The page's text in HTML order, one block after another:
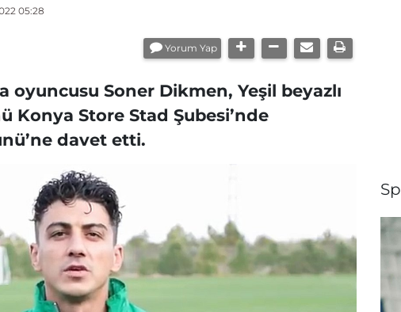
05:28
Yorum Yap
oyuncusu Soner Dikmen, Yeşil beyazlı
Konya Store Stad Şubesi’nde
davet etti.